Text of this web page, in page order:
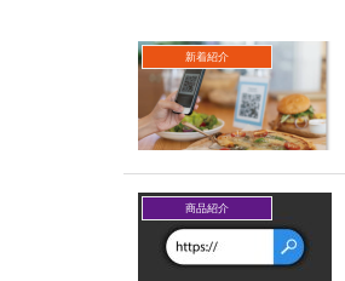
新着紹介
商品紹介